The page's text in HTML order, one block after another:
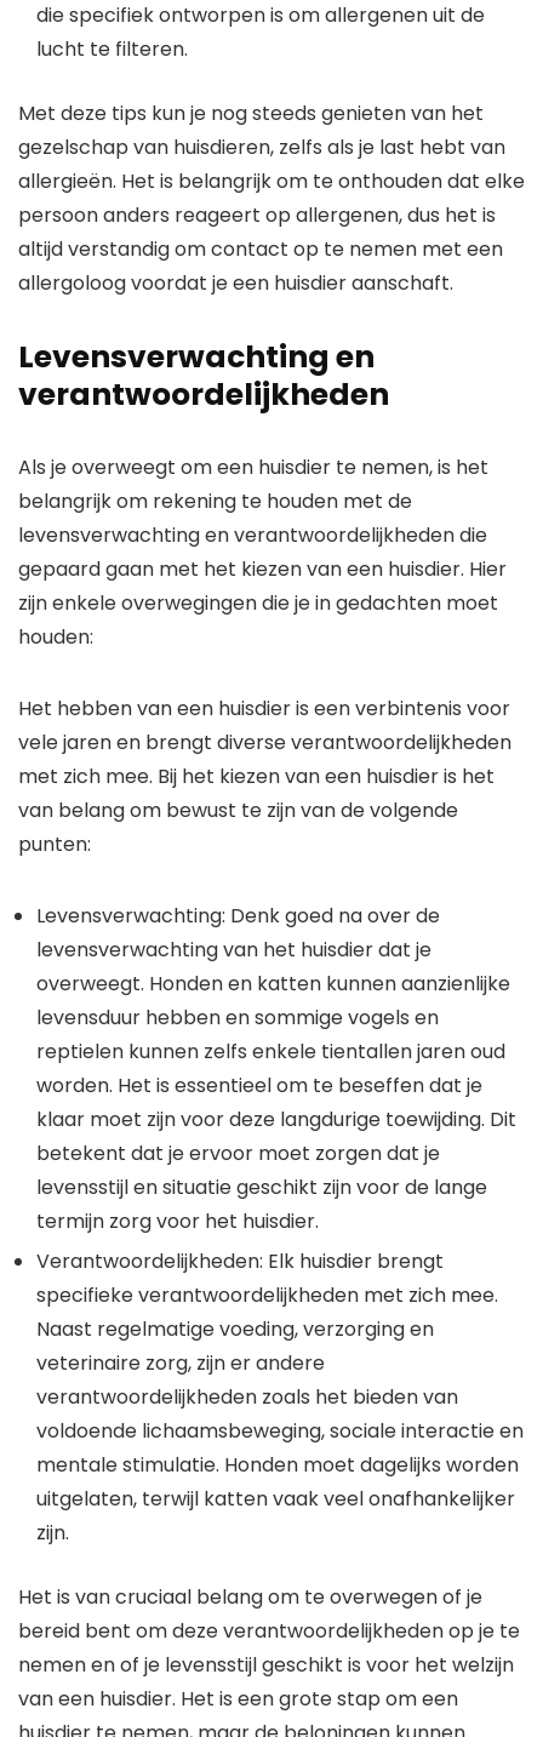
die specifiek ontworpen is om allergenen uit de
lucht te filteren.
Met deze tips kun je nog steeds genieten van het
gezelschap van huisdieren, zelfs als je last hebt van
allergieën. Het is belangrijk om te onthouden dat elke
persoon anders reageert op allergenen, dus het is
altijd verstandig om contact op te nemen met een
allergoloog voordat je een huisdier aanschaft.
Levensverwachting en
verantwoordelijkheden
Als je overweegt om een huisdier te nemen, is het
belangrijk om rekening te houden met de
levensverwachting en verantwoordelijkheden die
gepaard gaan met het kiezen van een huisdier. Hier
zijn enkele overwegingen die je in gedachten moet
houden:
Het hebben van een huisdier is een verbintenis voor
vele jaren en brengt diverse verantwoordelijkheden
met zich mee. Bij het kiezen van een huisdier is het
van belang om bewust te zijn van de volgende
punten:
Levensverwachting: Denk goed na over de
levensverwachting van het huisdier dat je
overweegt. Honden en katten kunnen aanzienlijke
levensduur hebben en sommige vogels en
reptielen kunnen zelfs enkele tientallen jaren oud
worden. Het is essentieel om te beseffen dat je
klaar moet zijn voor deze langdurige toewijding. Dit
betekent dat je ervoor moet zorgen dat je
levensstijl en situatie geschikt zijn voor de lange
termijn zorg voor het huisdier.
Verantwoordelijkheden: Elk huisdier brengt
specifieke verantwoordelijkheden met zich mee.
Naast regelmatige voeding, verzorging en
veterinaire zorg, zijn er andere
verantwoordelijkheden zoals het bieden van
voldoende lichaamsbeweging, sociale interactie en
mentale stimulatie. Honden moet dagelijks worden
uitgelaten, terwijl katten vaak veel onafhankelijker
zijn.
Het is van cruciaal belang om te overwegen of je
bereid bent om deze verantwoordelijkheden op je te
nemen en of je levensstijl geschikt is voor het welzijn
van een huisdier. Het is een grote stap om een